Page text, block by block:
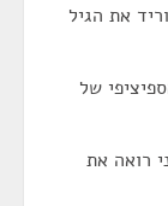
את הגיל
של
רואה את